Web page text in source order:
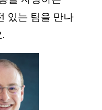
있는 팀을 만나